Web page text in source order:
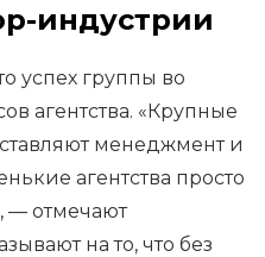
индустрии
успех группы во
агентства. «Крупные
менеджмент и
агентства просто
— отмечают
на то, что без